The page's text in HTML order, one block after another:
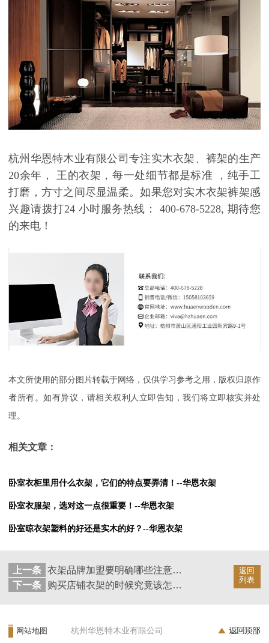
杭州华恩特木业有限公司 专注实木衣架、裤架的生产
20余年 ， 王的衣架，每一处细节都是标准 ， 纯手工
打磨，方寸之间尽显温柔。如果您对实木衣架裤架感
兴趣请拨打24 小时服务热线： 400-678-5228, 期待您
的来电！
本文所使用的部分图片转载于网络，仅供学习参考之用，版权归原作
者所有。如有异议，请相关权利人立即告知，我们将立即核实并处
理。
相关文章：
卧室衣柜里用什么衣架，它们的特点要弄清！--华恩衣架
卧室衣服架，选对这一点很重要！--华恩衣架
卧室晾衣架塑料的好还是实木的好？--华恩衣架
返回
列表
上一条
衣架品牌加盟要明确哪些注意事项？--华恩衣架
下一条
购买店铺衣架的时候究竟该怎样挑选？--华恩衣架
网站地图 杭州华恩特木业有限公司